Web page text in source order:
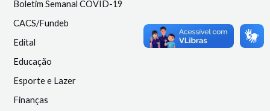
Boletim Semanal COVID-19
CACS/Fundeb
Edital
Educação
Esporte e Lazer
Finanças